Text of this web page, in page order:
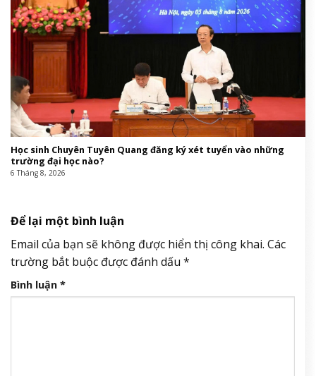
Học sinh Chuyên Tuyên Quang đăng ký xét tuyển vào những
trường đại học nào?
6 Tháng 8, 2026
Để lại một bình luận
Email của bạn sẽ không được hiển thị công khai. Các
trường bắt buộc được đánh dấu *
Bình luận *